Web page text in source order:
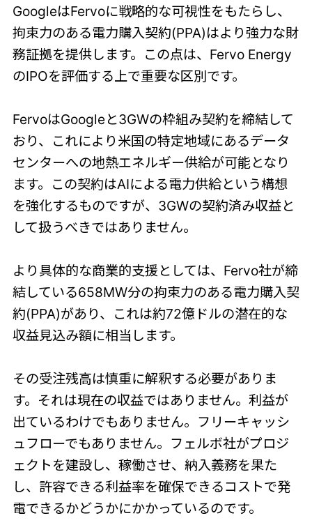
GoogleはFervoに戦略的な可視性をもたらし、
拘束力のある電力購入契約(PPA)はより強力な財
務証拠を提供します。この点は、Fervo Energy
のIPOを評価する上で重要な区別です。
FervoはGoogleと3GWの枠組み契約を締結して
おり、これにより米国の特定地域にあるデータ
センターへの地熱エネルギー供給が可能となり
ます。この契約はAIによる電力供給という構想
を強化するものですが、3GWの契約済み収益と
して扱うべきではありません。
より具体的な商業的支援としては、Fervo社が締
結している658MW分の拘束力のある電力購入契
約(PPA)があり、これは約72億ドルの潜在的な
収益見込み額に相当します。
その受注残高は慎重に解釈する必要がありま
す。それは現在の収益ではありません。利益が
出ているわけでもありません。フリーキャッシ
ュフローでもありません。フェルボ社がプロジ
ェクトを建設し、稼働させ、納入義務を果た
し、許容できる利益率を確保できるコストで発
電できるかどうかにかかっているのです。